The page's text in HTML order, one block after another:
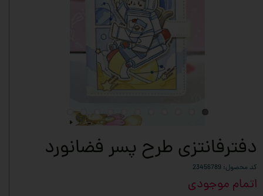
دفترفانتزی طرح پسر فضانورد
کد محصول: 23456789
اتمام موجودی